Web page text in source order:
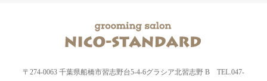
〒274-0063 千葉県船橋市習志野台5-4-6グラシア北習志野 B TEL.047-